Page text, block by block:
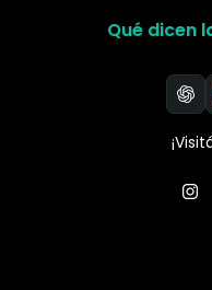
Qué dicen